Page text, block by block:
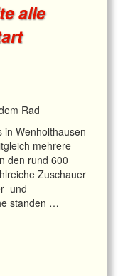
alle
Rad
in Wenholthausen
mehrere
den rund 600
Zuschauer
und
standen …